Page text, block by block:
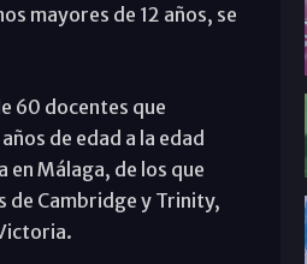
mayores de 12 años, se
60 docentes que
de edad a la edad
Málaga, de los que
de Cambridge y Trinity,